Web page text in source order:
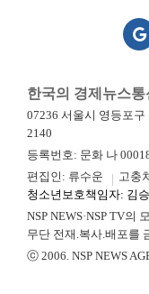
한국의 경제뉴스통
07236 서울시 영등포
2140
등록번호: 문화 나
편집인: 류수운
고충
청소년보호책임자: 김
NSP NEWS·NSP TV의
무단 전재.복사.배포를
ⓒ 2006. NSP NEWS